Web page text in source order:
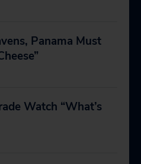
Panama Must
Watch “What’s